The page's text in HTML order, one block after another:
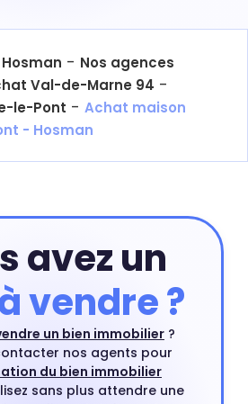
- Nos agences
Val-de-Marne 94 -
le-Pont - Achat maison
- Hosman
avez un
vendre ?
un bien immobilier ?
nos agents pour
du bien immobilier
sans plus attendre une